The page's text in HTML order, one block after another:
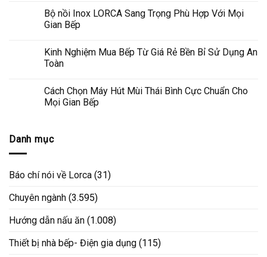
Bộ nồi Inox LORCA Sang Trọng Phù Hợp Với Mọi
Gian Bếp
Kinh Nghiệm Mua Bếp Từ Giá Rẻ Bền Bỉ Sử Dụng An
Toàn
Cách Chọn Máy Hút Mùi Thái Bình Cực Chuẩn Cho
Mọi Gian Bếp
Danh mục
Báo chí nói về Lorca (31)
Chuyên ngành (3.595)
Hướng dẫn nấu ăn (1.008)
Thiết bị nhà bếp- Điện gia dụng (115)